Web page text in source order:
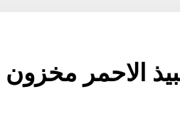
الاحمر